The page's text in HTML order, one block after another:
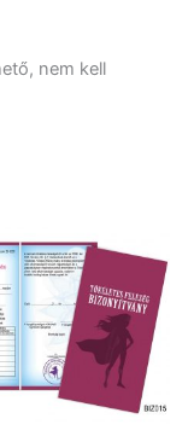
nem kell